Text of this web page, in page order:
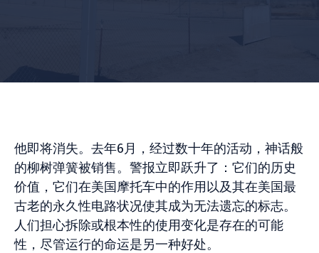
他即将消失。去年6月，经过数十年的活动，神话般
的柳树弹簧被销售。警报立即跃升了：它们的历史
价值，它们在美国摩托车中的作用以及其在美国最
古老的永久性电路状况使其成为无法遗忘的标志。
人们担心拆除或根本性的使用变化是存在的可能
性，尽管运行的命运是另一种好处。